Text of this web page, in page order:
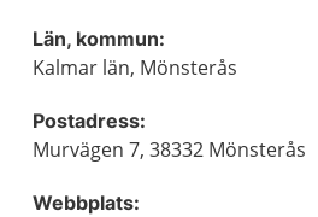
Län, kommun:
Kalmar län, Mönsterås
Postadress:
Murvägen 7, 38332 Mönsterås
Webbplats: